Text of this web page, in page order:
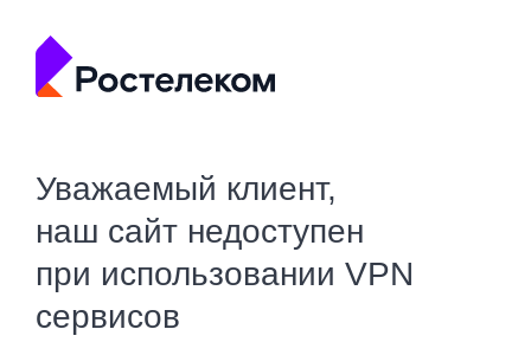
Уважаемый клиент,
наш сайт недоступен
при использовании VPN
сервисов